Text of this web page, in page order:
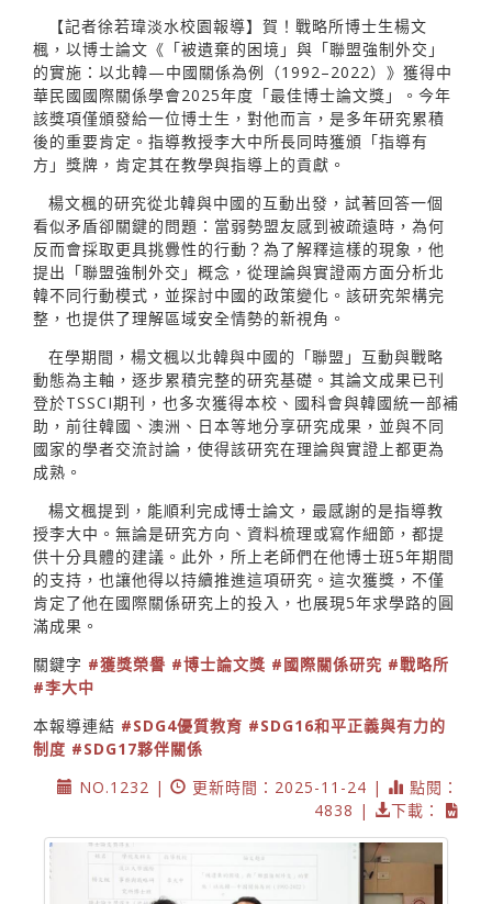
【記者徐若瑋淡水校園報導】賀！戰略所博士生楊文
楓，以博士論文《「被遺棄的困境」與「聯盟強制外交」
的實施：以北韓—中國關係為例（1992–2022）》獲得中
華民國國際關係學會2025年度「最佳博士論文獎」。今年
該獎項僅頒發給一位博士生，對他而言，是多年研究累積
後的重要肯定。指導教授李大中所長同時獲頒「指導有
方」獎牌，肯定其在教學與指導上的貢獻。
楊文楓的研究從北韓與中國的互動出發，試著回答一個
看似矛盾卻關鍵的問題：當弱勢盟友感到被疏遠時，為何
反而會採取更具挑釁性的行動？為了解釋這樣的現象，他
提出「聯盟強制外交」概念，從理論與實證兩方面分析北
韓不同行動模式，並探討中國的政策變化。該研究架構完
整，也提供了理解區域安全情勢的新視角。
在學期間，楊文楓以北韓與中國的「聯盟」互動與戰略
動態為主軸，逐步累積完整的研究基礎。其論文成果已刊
登於TSSCI期刊，也多次獲得本校、國科會與韓國統一部補
助，前往韓國、澳洲、日本等地分享研究成果，並與不同
國家的學者交流討論，使得該研究在理論與實證上都更為
成熟。
楊文楓提到，能順利完成博士論文，最感謝的是指導教
授李大中。無論是研究方向、資料梳理或寫作細節，都提
供十分具體的建議。此外，所上老師們在他博士班5年期間
的支持，也讓他得以持續推進這項研究。這次獲獎，不僅
肯定了他在國際關係研究上的投入，也展現5年求學路的圓
滿成果。
關鍵字 #獲獎榮譽 #博士論文獎 #國際關係研究 #戰略所
#李大中
本報導連結 #SDG4優質教育 #SDG16和平正義與有力的
制度 #SDG17夥伴關係
NO.1232 |
更新時間：2025-11-24 |
點閱：
4838 |
下載：